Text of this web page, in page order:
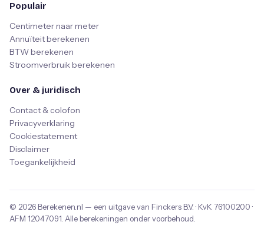
Populair
Centimeter naar meter
Annuïteit berekenen
BTW berekenen
Stroomverbruik berekenen
Over & juridisch
Contact & colofon
Privacyverklaring
Cookiestatement
Disclaimer
Toegankelijkheid
© 2026 Berekenen.nl — een uitgave van Finckers B.V. · KvK 76100200 ·
AFM 12047091 . Alle berekeningen onder voorbehoud.